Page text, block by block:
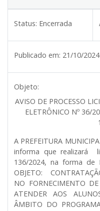
Status: Encerrada
Publicado em: 21/10/2024
Objeto:
AVISO DE PROCESSO
ELETRÔNICO Nº 36/
A PREFEITURA
informa que realizará
136/2024, na forma de
OBJETO:
NO FORNECIMENTO
ATENDER AOS
ÂMBITO DO